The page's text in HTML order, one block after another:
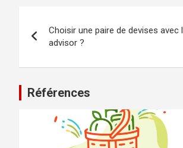
Choisir une paire de devises avec
advisor ?
Références